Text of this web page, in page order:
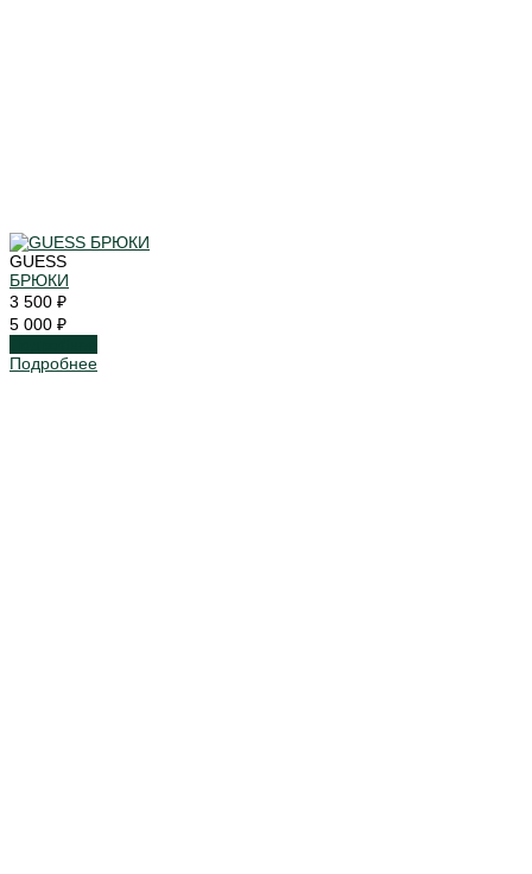
GUESS
БРЮКИ
3 500 ₽
5 000 ₽
Подробнее